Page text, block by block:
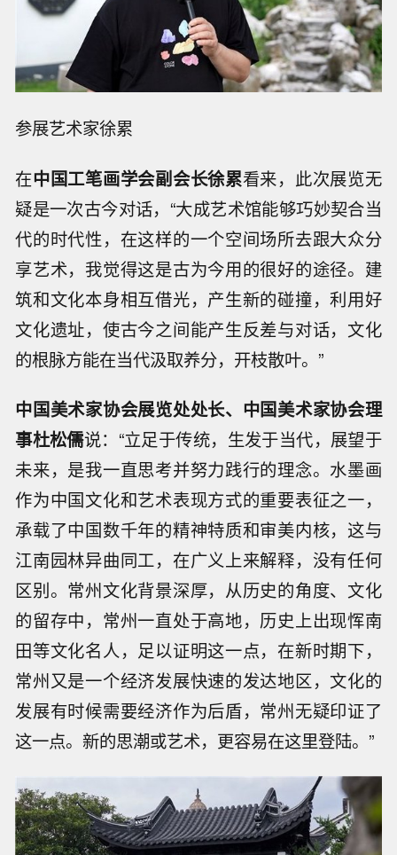
参展艺术家徐累
在中国工笔画学会副会长徐累看来，此次展览无
疑是一次古今对话，“大成艺术馆能够巧妙契合当
代的时代性，在这样的一个空间场所去跟大众分
享艺术，我觉得这是古为今用的很好的途径。建
筑和文化本身相互借光，产生新的碰撞，利用好
文化遗址，使古今之间能产生反差与对话，文化
的根脉方能在当代汲取养分，开枝散叶。”
中国美术家协会展览处处长、中国美术家协会理
事杜松儒说：“立足于传统，生发于当代，展望于
未来，是我一直思考并努力践行的理念。水墨画
作为中国文化和艺术表现方式的重要表征之一，
承载了中国数千年的精神特质和审美内核，这与
江南园林异曲同工，在广义上来解释，没有任何
区别。常州文化背景深厚，从历史的角度、文化
的留存中，常州一直处于高地，历史上出现恽南
田等文化名人，足以证明这一点，在新时期下，
常州又是一个经济发展快速的发达地区，文化的
发展有时候需要经济作为后盾，常州无疑印证了
这一点。新的思潮或艺术，更容易在这里登陆。”